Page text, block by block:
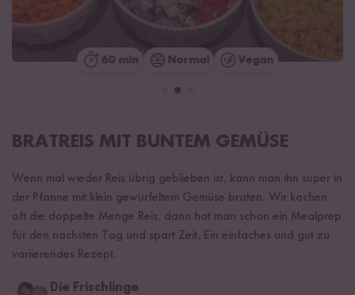
60 min Normal Vegan
BRATREIS MIT BUNTEM GEMÜSE
Wenn mal wieder Reis übrig geblieben ist, kann man ihn super in
der Pfanne mit klein gewürfeltem Gemüse braten. Wir kochen
oft die doppelte Menge Reis, dann hat man schon ein Mealprep
für den nächsten Tag und spart Zeit. Ein einfaches und gut zu
variierendes Rezept.
Die Frischlinge